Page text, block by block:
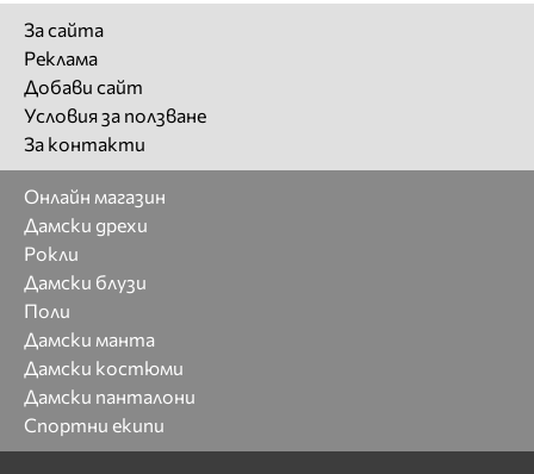
За сайта
Реклама
Добави сайт
Условия за ползване
За контакти
Онлайн магазин
Дамски дрехи
Рокли
Дамски блузи
Поли
Дамски манта
Дамски костюми
Дамски панталони
Спортни екипи